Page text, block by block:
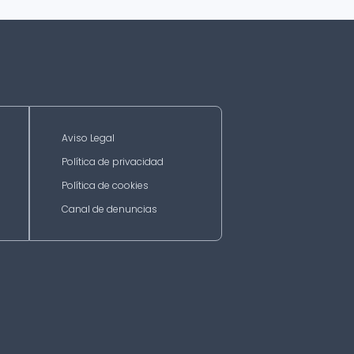
Aviso Legal
Política de privacidad
Política de cookies
Canal de denuncias